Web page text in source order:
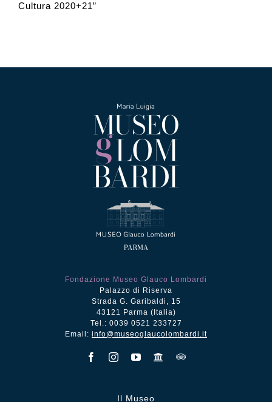
Cultura 2020+21”
Fondazione Museo Glauco Lombardi
Palazzo di Riserva
Strada G. Garibaldi, 15
43121 Parma (Italia)
Tel.: 0039 0521 233727
Email: info@museoglaucolombardi.it
Il Museo